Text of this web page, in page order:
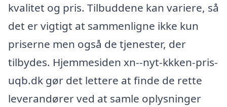
kvalitet og pris. Tilbuddene kan variere, så
det er vigtigt at sammenligne ikke kun
priserne men også de tjenester, der
tilbydes. Hjemmesiden xn--nyt-kkken-pris-
uqb.dk gør det lettere at finde de rette
leverandører ved at samle oplysninger